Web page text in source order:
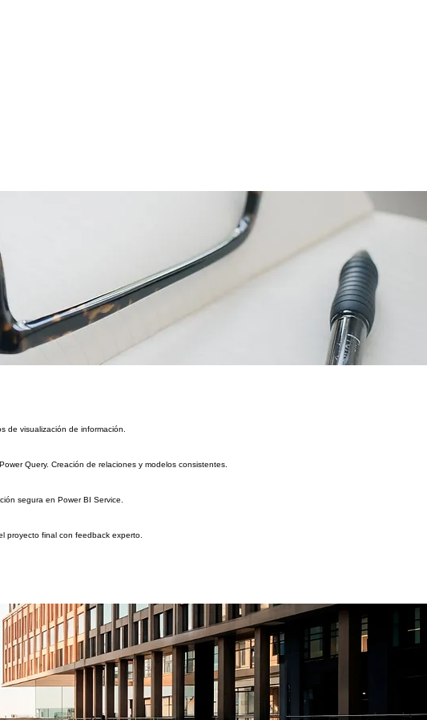
de visualización de información.
Query. Creación de relaciones y modelos consistentes.
segura en Power BI Service.
proyecto final con feedback experto.